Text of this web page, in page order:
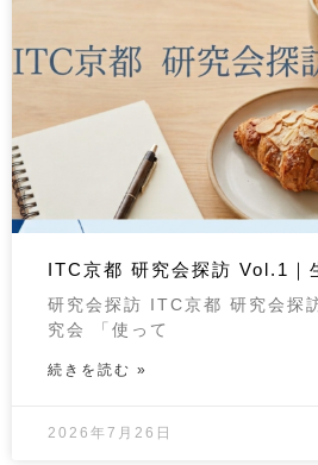
ITC京都 研究会探訪 Vol.1｜
研究会探訪 ITC京都 研究会探
究会 「使って
続きを読む »
2026年7月26日